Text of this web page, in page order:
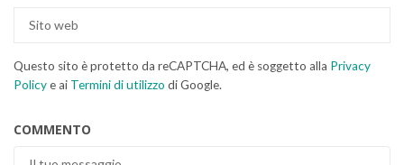
Questo sito è protetto da reCAPTCHA, ed è soggetto alla Privacy
Policye ai Termini di utilizzo di Google.
COMMENTO